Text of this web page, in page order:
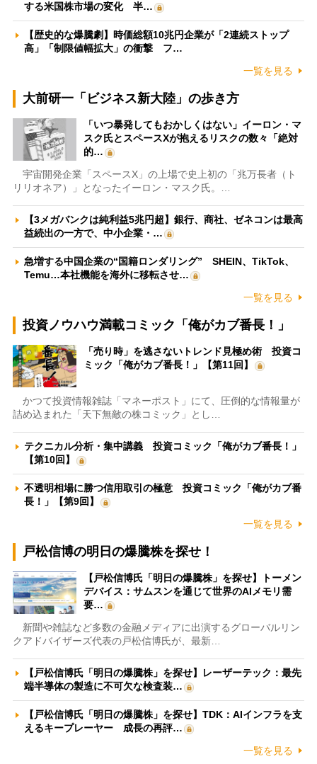
する米国株市場の変化 半…
【歴史的な爆騰劇】時価総額10兆円企業が「2連続ストップ
高」「制限値幅拡大」の衝撃 フ…
一覧を見る
大前研一「ビジネス新大陸」の歩き方
「いつ暴発してもおかしくはない」イーロン・マ
スク氏とスペースXが抱えるリスクの数々「絶対
的…
宇宙開発企業「スペースX」の上場で史上初の「兆万長者（ト
リリオネア）」となったイーロン・マスク氏。…
【3メガバンクは純利益5兆円超】銀行、商社、ゼネコンは最高
益続出の一方で、中小企業・…
急増する中国企業の“国籍ロンダリング” SHEIN、TikTok、
Temu…本社機能を海外に移転させ…
一覧を見る
投資ノウハウ満載コミック「俺がカブ番長！」
「売り時」を逃さないトレンド見極め術 投資コ
ミック「俺がカブ番長！」【第11回】
かつて投資情報雑誌「マネーポスト」にて、圧倒的な情報量が
詰め込まれた「天下無敵の株コミック」とし…
テクニカル分析・集中講義 投資コミック「俺がカブ番長！」
【第10回】
不透明相場に勝つ信用取引の極意 投資コミック「俺がカブ番
長！」【第9回】
一覧を見る
戸松信博の明日の爆騰株を探せ！
【戸松信博氏「明日の爆騰株」を探せ】トーメン
デバイス：サムスンを通じて世界のAIメモリ需
要…
新聞や雑誌など多数の金融メディアに出演するグローバルリン
クアドバイザーズ代表の戸松信博氏が、最新…
【戸松信博氏「明日の爆騰株」を探せ】レーザーテック：最先
端半導体の製造に不可欠な検査装…
【戸松信博氏「明日の爆騰株」を探せ】TDK：AIインフラを支
えるキープレーヤー 成長の再評…
一覧を見る